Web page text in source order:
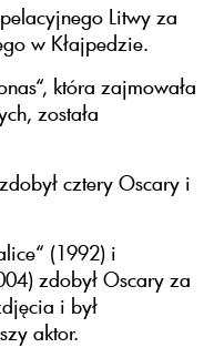
Litwy za
w Kłajpedzie.
która zajmowała
została
cztery Oscary i
(1992) i
zdobył Oscary za
i był
aktor.